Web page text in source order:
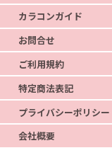
カラコンガイド
お問合せ
ご利用規約
特定商法表記
プライバシーポリシー
会社概要